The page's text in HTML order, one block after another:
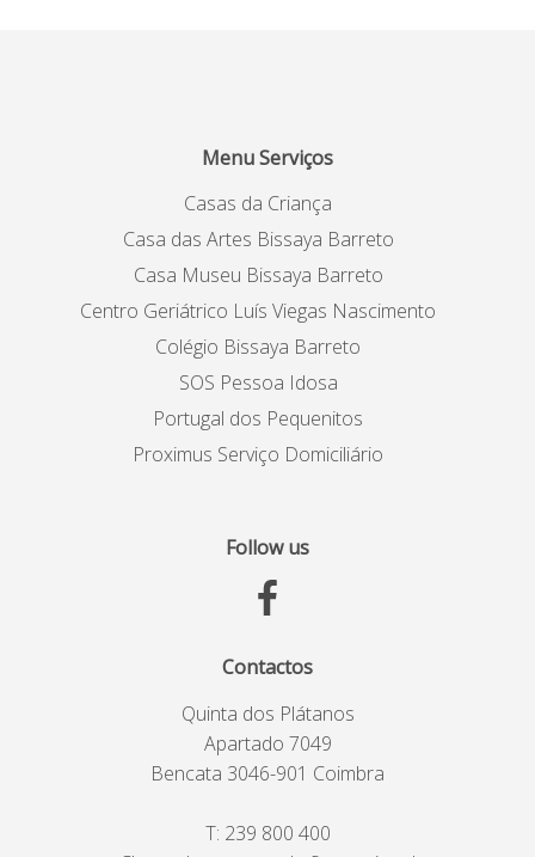
Menu Serviços
Casas da Criança
Casa das Artes Bissaya Barreto
Casa Museu Bissaya Barreto
Centro Geriátrico Luís Viegas Nascimento
Colégio Bissaya Barreto
SOS Pessoa Idosa
Portugal dos Pequenitos
Proximus Serviço Domiciliário
Follow us
Contactos
Quinta dos Plátanos
Apartado 7049
Bencata 3046-901 Coimbra
T: 239 800 400